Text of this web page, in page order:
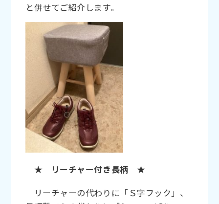
と併せてご紹介します。
★ リーチャー付き長柄 ★
リーチャーの代わりに「Ｓ字フック」、